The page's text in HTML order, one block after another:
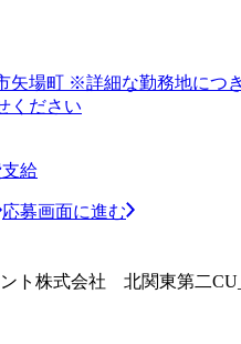
矢場町 ※詳細な勤務地につ
ください
給
応募画面に進む
ト株式会社 北関東第二